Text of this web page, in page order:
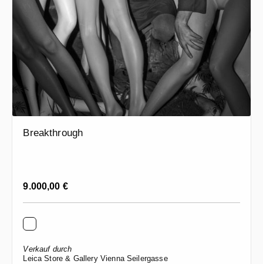
Breakthrough
Regulärer Preis:
9.000,00 €
Verkauf durch
Leica Store & Gallery Vienna Seilergasse